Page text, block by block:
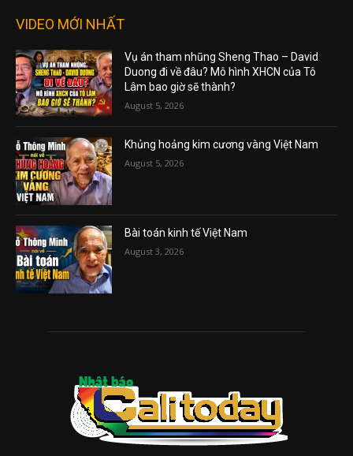
VIDEO MỚI NHẤT
Vụ án tham nhũng Sheng Thao – David
Duong đi về đâu? Mô hình XHCN của Tô
Lâm bao giờ sẽ thành?
August 5, 2026
Khủng hoảng kim cương vàng Việt Nam
August 5, 2026
Bài toán kinh tế Việt Nam
August 3, 2026